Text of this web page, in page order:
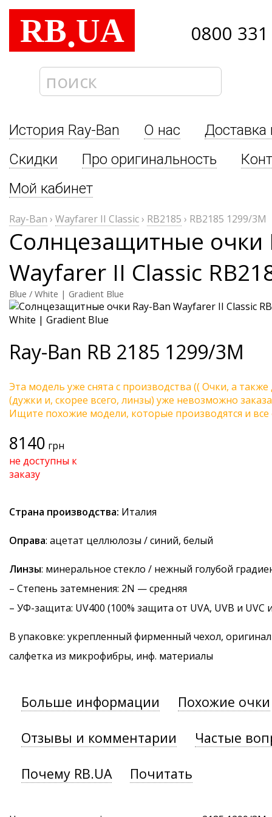
RB.UA 0800
История Ray-Ban О нас
Доставка
Скидки
Про оригинальность
Мой кабинет
Ray-Ban › Wayfarer II Classic› RB2185 › RB2185 1299/3M
Солнцезащитные очки
Wayfarer II Classic
Blue / White | Gradient Blue
Ray-Ban RB 2185 1299/3M
Эта модель уже снята с производства (( Очки, а
(дужки и, скорее всего, линзы) уже невозможно
Ищите похожие модели, которые производятся и
8140 грн
не доступны к
заказу
Страна производства: Италия
Оправа: ацетат целлюлозы / синий, белый
Линзы: минеральное стекло / нежный голубой
– Степень затемнения: 2N — средняя
– УФ-защита: UV400 (100% защита от UVA, UVB и UVC
В упаковке: укрепленный фирменный чехол,
салфетка из микрофибры, инф. материалы
Больше информации Похожие очки
Отзывы и комментарии Частые
Почему RB.UA Почитать